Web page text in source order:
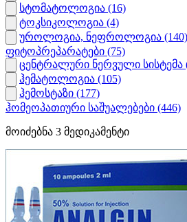
სტომატოლოგია (16)
ტოკსიკოლოგია (4)
უროლოგია, ნეფროლოგია (140)
ფიტოპრეპარატები (75)
ცენტრალური ნერვული სისტემა
ჰემატოლოგია (105)
ჰემოსტაზი (177)
ჰომეოპათიური საშუალებები (446)
მოიძებნა 3 მედიკამენტი